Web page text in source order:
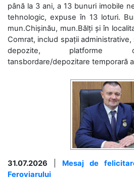
până la 3 ani, a 13 bunuri imobile
tehnologic, expuse în 13 loturi.
mun.Chișinău, mun.Bălți și în
Comrat, includ spații
depozite, platforme
tansbordare/depozitare temporară
31.07.2026
Mesaj de
Feroviarului